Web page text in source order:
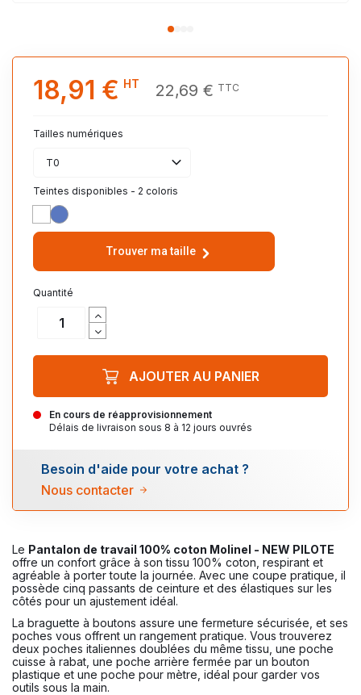
Le Pantalon de travail 100% coton Molinel - NEW PILOTE
offre un confort grâce à son tissu 100% coton, respirant et
agréable à porter toute la journée. Avec une coupe pratique, il
possède cinq passants de ceinture et des élastiques sur les
côtés pour un ajustement idéal.
La braguette à boutons assure une fermeture sécurisée, et ses
poches vous offrent un rangement pratique. Vous trouverez
deux poches italiennes doublées du même tissu, une poche
cuisse à rabat, une poche arrière fermée par un bouton
plastique et une poche pour mètre, idéal pour garder vos
outils sous la main.
18,91 € HT 22,69 € TTC
Tailles numériques
T0
Teintes disponibles - 2 coloris
BLANCBUGATTI
Trouver ma taille
Quantité
En cours de réapprovisionnement
Délais de livraison sous 8 à 12 jours ouvrés
AJOUTER AU PANIER
Besoin d'aide pour votre achat ?
Nous contacter